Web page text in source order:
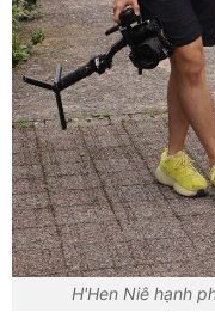
H'Hen Niê hạnh